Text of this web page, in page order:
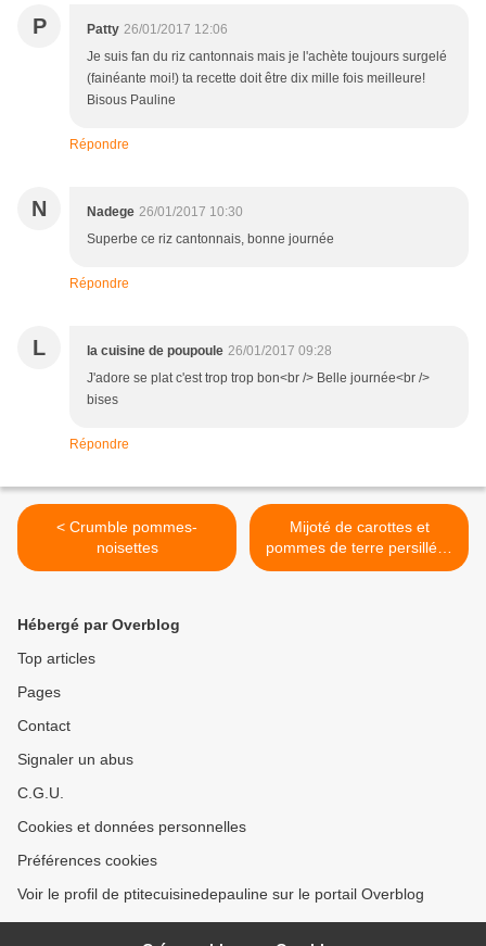
P Patty 26/01/2017 12:06
Je suis fan du riz cantonnais mais je l'achète toujours surgelé
(fainéante moi!) ta recette doit être dix mille fois meilleure!
Bisous Pauline
Répondre
N Nadege 26/01/2017 10:30
Superbe ce riz cantonnais, bonne journée
Répondre
L la cuisine de poupoule 26/01/2017 09:28
J'adore se plat c'est trop trop bon<br /> Belle journée<br />
bises
Répondre
< Crumble pommes-
noisettes
Mijoté de carottes et
pommes de terre persillées
>
Hébergé par Overblog
Top articles
Pages
Contact
Signaler un abus
C.G.U.
Cookies et données personnelles
Préférences cookies
Voir le profil de ptitecuisinedepauline sur le portail Overblog